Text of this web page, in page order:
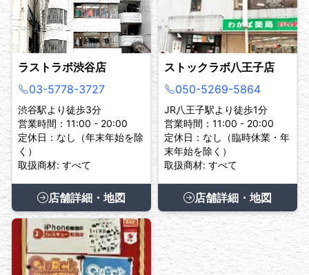
ラストラボ渋谷店
03-5778-3727
渋谷駅より徒歩3分
営業時間：11:00 - 20:00
定休日：なし（年末年始を除
く）
取扱商材: すべて
店舗詳細・地図
ストックラボ八王子店
050-5269-5864
JR八王子駅より徒歩1分
営業時間：11:00 - 20:00
定休日：なし（臨時休業・年
末年始を除く）
取扱商材: すべて
店舗詳細・地図